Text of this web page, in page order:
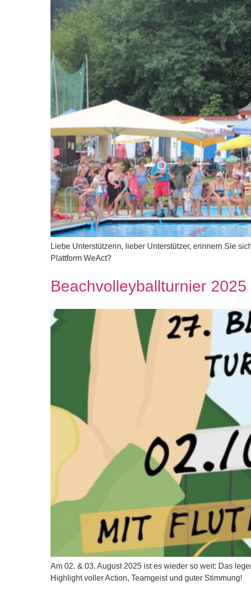
Liebe Unterstützerin, lieber Unterstützer, erinnern Sie
Plattform WeAct?
Beachvolleyballturnier 2025
Am 02. & 03. August 2025 ist es wieder so weit: Das
Highlight voller Action, Teamgeist und guter Stimmung!